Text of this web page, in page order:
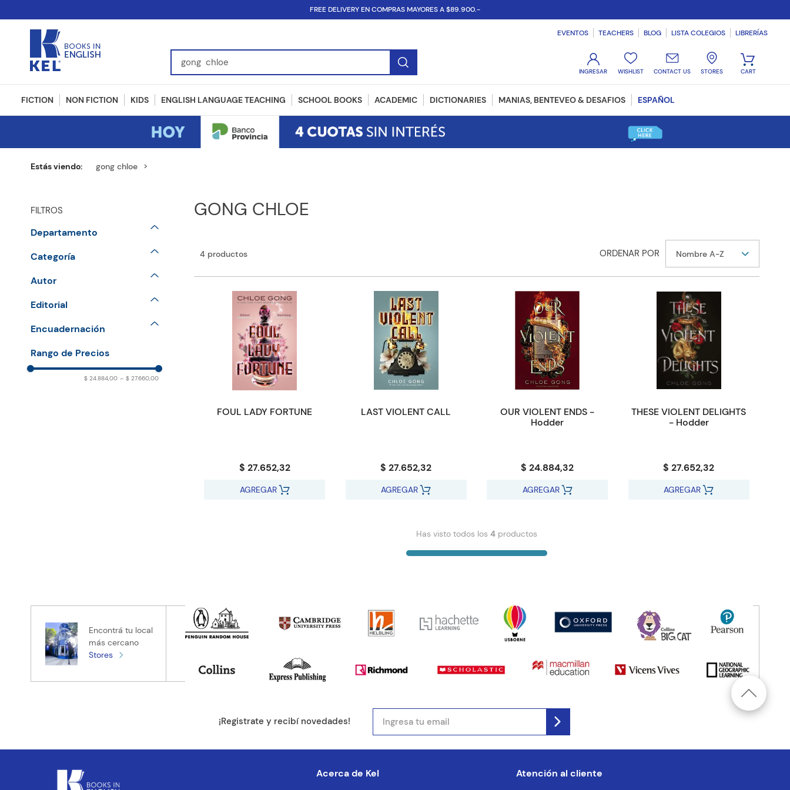
FREE DELIVERY EN COMPRAS MAYORES A $89.900.-
Find Books, Authors, ISBN...
EVENTOS TEACHERS BLOG LISTA COLEGIOS LIBRERÍAS
WISHLIST CONTACT US STORES
FICTION NON FICTION KIDS ENGLISH LANGUAGE TEACHING SCHOOL BOOKS ACADEMIC DICTIONARIES MANIAS, BENTEVEO & DESAFIOS ESPAÑOL
gong chloe
FILTROS
Departamento
Categoría
Autor
Editorial
Encuadernación
$ 24.884,00 – $ 27.660,00
GONG CHLOE
4 productos Nombre A-Z
FOUL LADY FORTUNE
$ 27.652,32
AGREGAR
LAST VIOLENT CALL
$ 27.652,32
AGREGAR
OUR VIOLENT ENDS -
Hodder
$ 24.884,32
AGREGAR
THESE VIOLENT DELIGHTS
- Hodder
$ 27.652,32
AGREGAR
Has visto todos los 4 productos
Encontrá tu local
más cercano
Stores
¡Registrate y recibí novedades!
Acerca de Kel Atención al cliente